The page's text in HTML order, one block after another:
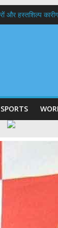
और हस्तशिल्प
क्षत्रिय जागरण
SPORTS